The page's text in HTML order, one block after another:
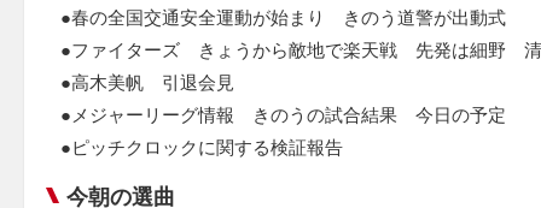
●春の全国交通安全運動が始まり きのう道警が出動式
●ファイターズ きょうから敵地で楽天戦 先発は細野
●高木美帆 引退会見
●メジャーリーグ情報 きのうの試合結果 今日の予定
●ピッチクロックに関する検証報告
今朝の選曲